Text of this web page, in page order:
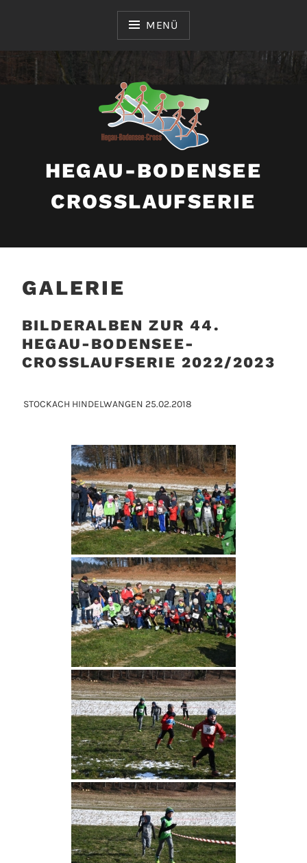
MENÜ
HEGAU-BODENSEE
CROSSLAUFSERIE
GALERIE
BILDERALBEN ZUR 44.
HEGAU-BODENSEE-
CROSSLAUFSERIE 2022/2023
STOCKACH HINDELWANGEN 25.02.2018